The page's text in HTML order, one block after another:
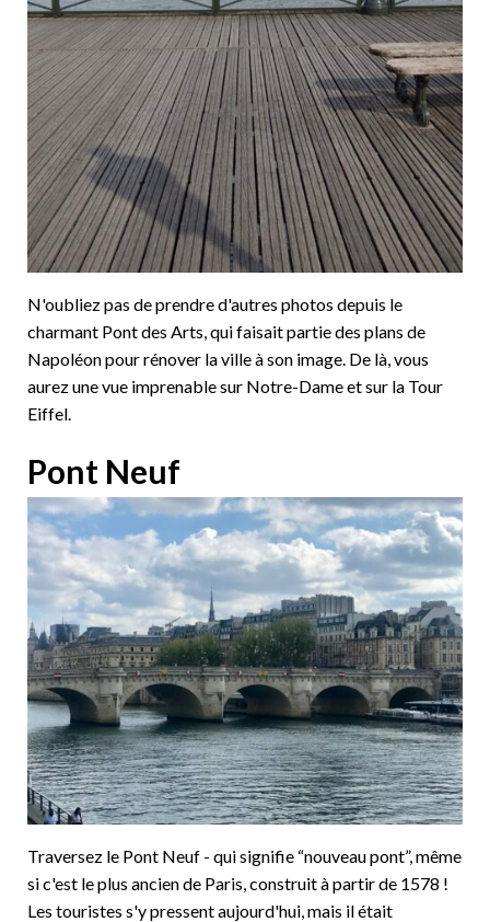
N'oubliez pas de prendre d'autres photos depuis le
charmant Pont des Arts, qui faisait partie des plans de
Napoléon pour rénover la ville à son image. De là, vous
aurez une vue imprenable sur Notre-Dame et sur la Tour
Eiffel.
Pont Neuf
Traversez le Pont Neuf - qui signifie “nouveau pont”, même
si c'est le plus ancien de Paris, construit à partir de 1578 !
Les touristes s'y pressent aujourd'hui, mais il était